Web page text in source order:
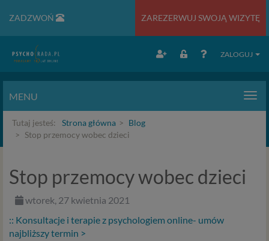
ZADZWOŃ ZAREZERWUJ SWOJĄ WIZYTĘ
ZALOGUJ
MENU
Tutaj jesteś: Strona główna
Blog
Stop przemocy wobec dzieci
Stop przemocy wobec dzieci
wtorek, 27 kwietnia 2021
:: Konsultacje i terapie z psychologiem online- umów
najbliższy termin >